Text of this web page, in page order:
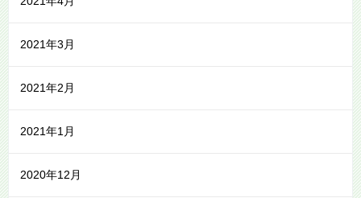
2021年3月
2021年2月
2021年1月
2020年12月